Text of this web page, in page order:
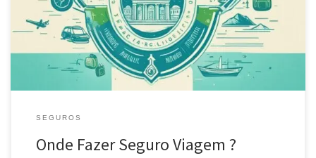
Compare e escolha o plano ideal para você.
SEGUROS
Onde Fazer Seguro Viagem ?